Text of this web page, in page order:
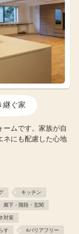
継ぐ家
ームです。家族が自
ネにも配慮した心地
キッチン
廊下・階段・玄関
対策
す #バリアフリー